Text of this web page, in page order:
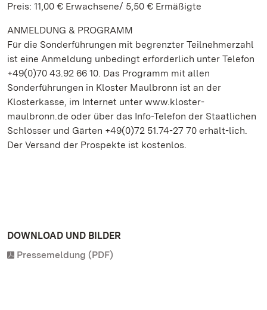
Preis: 11,00 € Erwachsene/ 5,50 € Ermäßigte
ANMELDUNG & PROGRAMM
Für die Sonderführungen mit begrenzter Teilnehmerzahl
ist eine Anmeldung unbedingt erforderlich unter Telefon
+49(0)70 43.92 66 10. Das Programm mit allen
Sonderführungen in Kloster Maulbronn ist an der
Klosterkasse, im Internet unter www.kloster-
maulbronn.de oder über das Info-Telefon der Staatlichen
Schlösser und Gärten +49(0)72 51.74-27 70 erhält-lich.
Der Versand der Prospekte ist kostenlos.
DOWNLOAD UND BILDER
Pressemeldung (PDF)